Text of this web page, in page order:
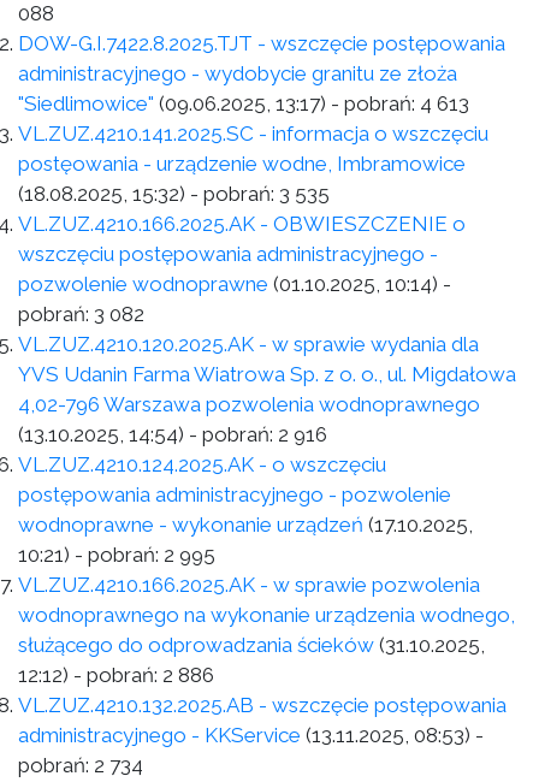
088
DOW-G.I.7422.8.2025.TJT - wszczęcie postępowania
administracyjnego - wydobycie granitu ze złoża
"Siedlimowice" (09.06.2025, 13:17) - pobrań: 4 613
VL.ZUZ.4210.141.2025.SC - informacja o wszczęciu
postęowania - urządzenie wodne, Imbramowice
(18.08.2025, 15:32) - pobrań: 3 535
VL.ZUZ.4210.166.2025.AK - OBWIESZCZENIE o
wszczęciu postępowania administracyjnego -
pozwolenie wodnoprawne (01.10.2025, 10:14) -
pobrań: 3 082
VL.ZUZ.4210.120.2025.AK - w sprawie wydania dla
YVS Udanin Farma Wiatrowa Sp. z o. o., ul. Migdałowa
4,02-796 Warszawa pozwolenia wodnoprawnego
(13.10.2025, 14:54) - pobrań: 2 916
VL.ZUZ.4210.124.2025.AK - o wszczęciu
postępowania administracyjnego - pozwolenie
wodnoprawne - wykonanie urządzeń (17.10.2025,
10:21) - pobrań: 2 995
VL.ZUZ.4210.166.2025.AK - w sprawie pozwolenia
wodnoprawnego na wykonanie urządzenia wodnego,
służącego do odprowadzania ścieków (31.10.2025,
12:12) - pobrań: 2 886
VL.ZUZ.4210.132.2025.AB - wszczęcie postępowania
administracyjnego - KKService (13.11.2025, 08:53) -
pobrań: 2 734